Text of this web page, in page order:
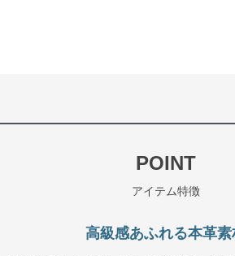
POINT
アイテム特徴
高級感あふれる本革素